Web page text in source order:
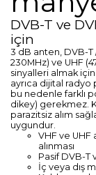
DVB-T ve
için
3 dB anten, DVB-T
230MHz) ve UHF
sinyalleri almak
ayrıca dijital radyo
bu nedenle farklı
dikey) gerekmez.
parazitsiz alım
uygundur.
VHF ve UHF
alınması
Pasif DVB-T
İç veya dış